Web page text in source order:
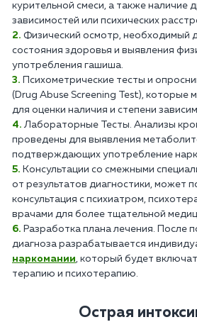
курительной смеси, а также наличие
зависимостей или психических
Физический осмотр, необходимый
состояния здоровья и выявления
употребления гашиша.
Психометрические тесты и
(Drug Abuse Screening Test), которые
для оценки наличия и степени
Лабораторные Тесты. Анализы
проведены для выявления
подтверждающих употребление
Консультации со смежными
от результатов диагностики, может
консультация с психиатром,
врачами для более тщательной
Разработка плана лечения. После
диагноза разрабатывается
наркомании, который будет
терапию и психотерапию.
Острая